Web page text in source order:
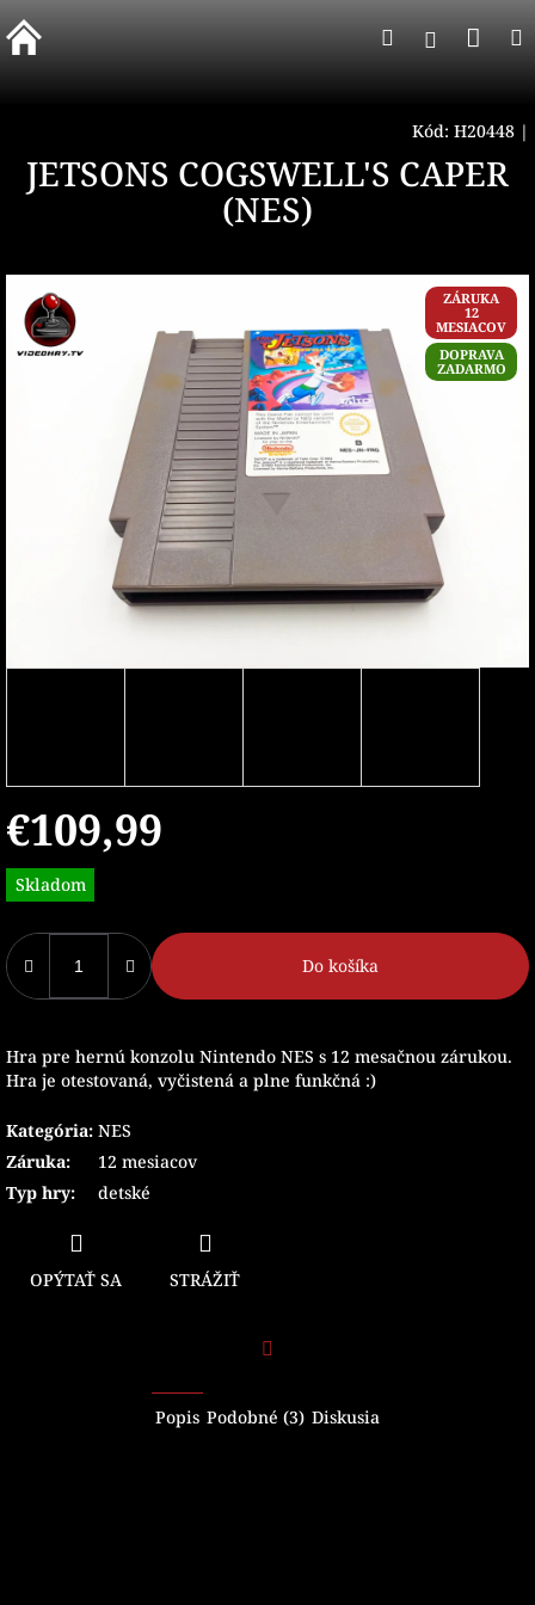
na
obsah
Hľadať
Kód: H20448 |
JETSONS COGSWELL'S CAPER
(NES)
ZÁRUKA
12
MESIACOV
DOPRAVA
ZADARMO
€109,99
Jednotková
cena:
Skladom
Do košíka
Hra pre hernú konzolu Nintendo NES s 12 mesačnou zárukou.
Hra je otestovaná, vyčistená a plne funkčná :)
Kategória: NES
Záruka:
12 mesiacov
Typ hry: detské
OPÝTAŤ SA STRÁŽIŤ
Popis Podobné (3) Diskusia